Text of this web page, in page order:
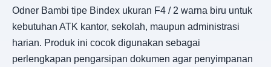
Odner Bambi tipe Bindex ukuran F4 / 2 warna biru untuk
kebutuhan ATK kantor, sekolah, maupun administrasi
harian. Produk ini cocok digunakan sebagai
perlengkapan pengarsipan dokumen agar penyimpanan